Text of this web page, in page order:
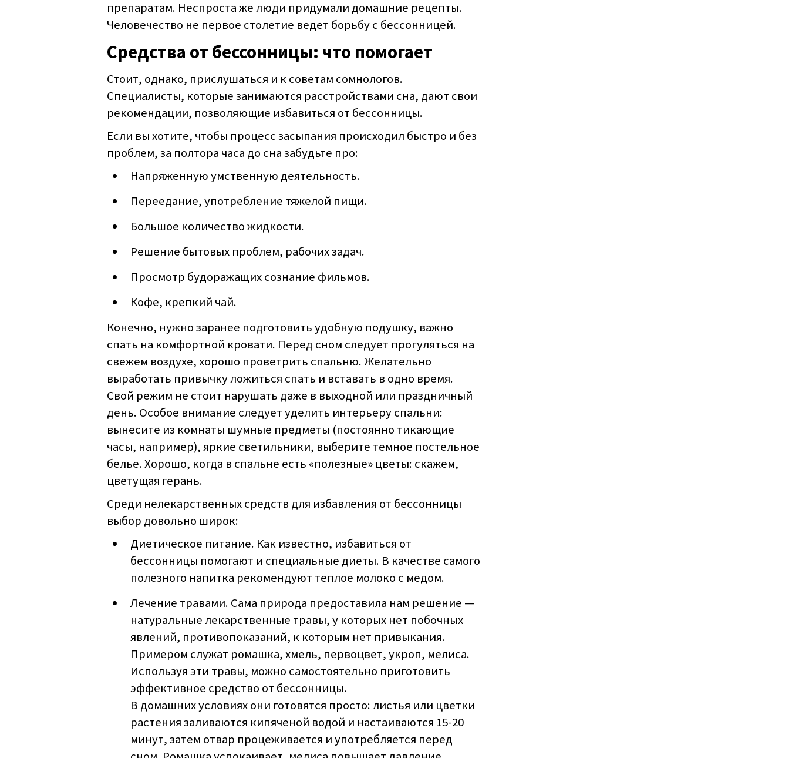
препаратам. Неспроста же люди придумали домашние рецепты.
Человечество не первое столетие ведет борьбу с бессонницей.
Средства от бессонницы: что помогает
Стоит, однако, прислушаться и к советам сомнологов.
Специалисты, которые занимаются расстройствами сна, дают свои
рекомендации, позволяющие избавиться от бессонницы.
Если вы хотите, чтобы процесс засыпания происходил быстро и без
проблем, за полтора часа до сна забудьте про:
Напряженную умственную деятельность.
Переедание, употребление тяжелой пищи.
Большое количество жидкости.
Решение бытовых проблем, рабочих задач.
Просмотр будоражащих сознание фильмов.
Кофе, крепкий чай.
Конечно, нужно заранее подготовить удобную подушку, важно
спать на комфортной кровати. Перед сном следует прогуляться на
свежем воздухе, хорошо проветрить спальню. Желательно
выработать привычку ложиться спать и вставать в одно время.
Свой режим не стоит нарушать даже в выходной или праздничный
день. Особое внимание следует уделить интерьеру спальни:
вынесите из комнаты шумные предметы (постоянно тикающие
часы, например), яркие светильники, выберите темное постельное
белье. Хорошо, когда в спальне есть «полезные» цветы: скажем,
цветущая герань.
Среди нелекарственных средств для избавления от бессонницы
выбор довольно широк:
Диетическое питание. Как известно, избавиться от
бессонницы помогают и специальные диеты. В качестве самого
полезного напитка рекомендуют теплое молоко с медом.
Лечение травами. Сама природа предоставила нам решение —
натуральные лекарственные травы, у которых нет побочных
явлений, противопоказаний, к которым нет привыкания.
Примером служат ромашка, хмель, первоцвет, укроп, мелиса.
Используя эти травы, можно самостоятельно приготовить
эффективное средство от бессонницы.
В домашних условиях они готовятся просто: листья или цветки
растения заливаются кипяченой водой и настаиваются 15-20
минут, затем отвар процеживается и употребляется перед